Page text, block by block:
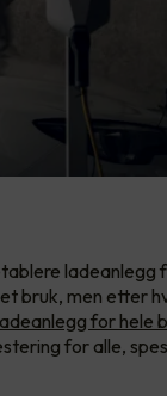
ladeanlegg
bruk, men etter
for hele
for alle,